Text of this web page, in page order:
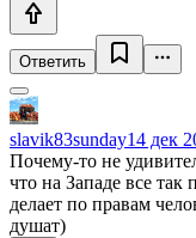
Ответить
slavik83sunday14 дек
Почему-то не
что на Западе все так
делает по правам
душат)